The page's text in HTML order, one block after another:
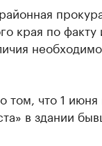
края по факту
о том, что 1
в здании